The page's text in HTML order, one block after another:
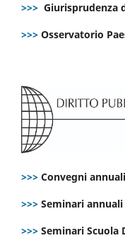
>>> Giurisprudenza
>>> Osservatorio
>>> Convegni
>>> Seminari annuali
>>> Seminari Scuola